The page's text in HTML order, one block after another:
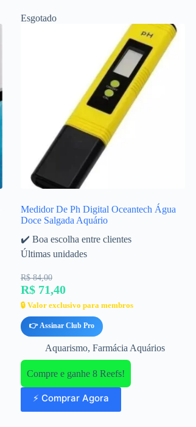
Esgotado
Medidor De Ph Digital Oceantech Água
Doce Salgada Aquário
✔️ Boa escolha entre clientes
Últimas unidades
R$ 84,00
R$ 71,40
🔒 Valor exclusivo para membros
👉 Assinar Club Pro
Aquarismo, Farmácia Aquários
Compre e ganhe 8 Reefs!
⚡ Comprar Agora